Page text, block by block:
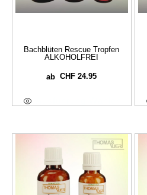
Bachblüten Rescue Tropfen
ALKOHOLFREI
abCHF 24.95